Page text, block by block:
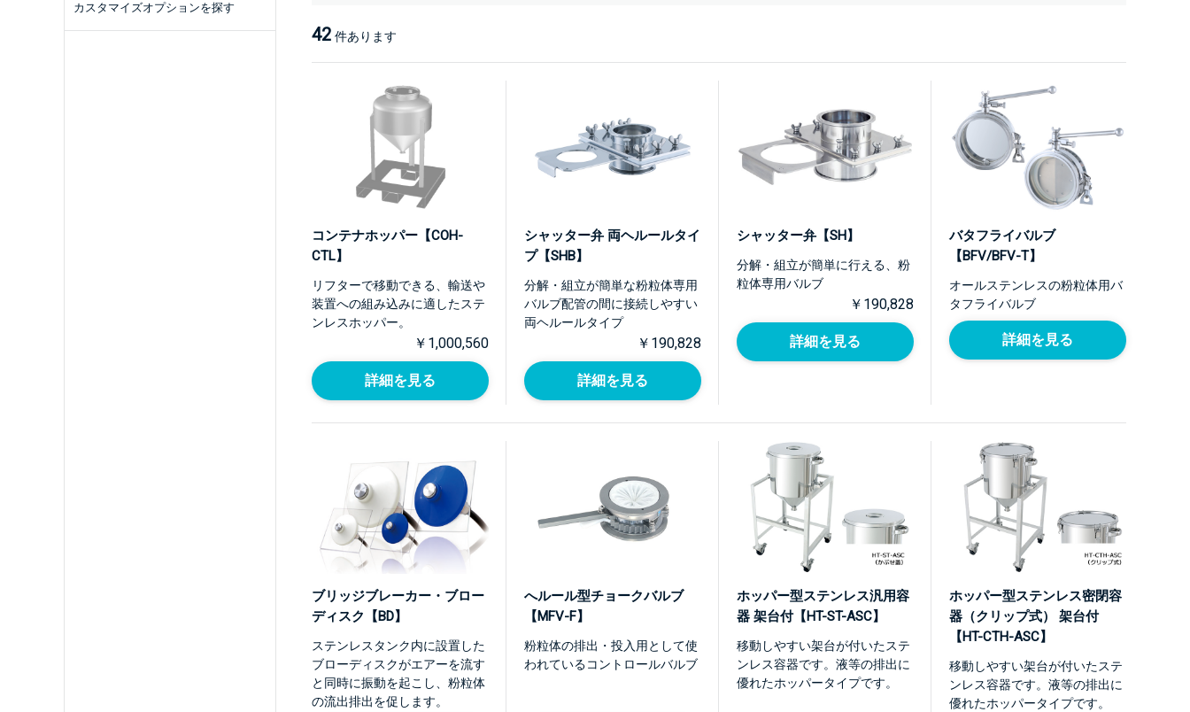
カスタマイズオプションを探す
42 件あります
コンテナホッパー【COH-
CTL】
リフターで移動できる、輸送や
装置への組み込みに適したステ
ンレスホッパー。
￥1,000,560
詳細を見る
シャッター弁 両ヘルールタイ
プ【SHB】
分解・組立が簡単な粉粒体専用
バルブ配管の間に接続しやすい
両ヘルールタイプ
￥190,828
詳細を見る
シャッター弁【SH】
分解・組立が簡単に行える、粉
粒体専用バルブ
￥190,828
詳細を見る
バタフライバルブ
【BFV/BFV-T】
オールステンレスの粉粒体用バ
タフライバルブ
詳細を見る
ブリッジブレーカー・ブロー
ディスク【BD】
ステンレスタンク内に設置した
ブローディスクがエアーを流す
と同時に振動を起こし、粉粒体
の流出排出を促します。
へルール型チョークバルブ
【MFV-F】
粉粒体の排出・投入用として使
われているコントロールバルブ
ホッパー型ステンレス汎用容
器 架台付【HT-ST-ASC】
移動しやすい架台が付いたステ
ンレス容器です。液等の排出に
優れたホッパータイプです。
ホッパー型ステンレス密閉容
器（クリップ式） 架台付
【HT-CTH-ASC】
移動しやすい架台が付いたステ
ンレス容器です。液等の排出に
優れたホッパータイプです。